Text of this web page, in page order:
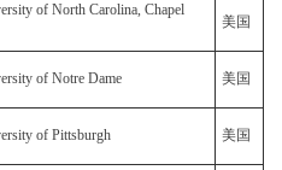
of North Carolina, Chapel
美国
of Notre Dame 美国
of Pittsburgh 美国